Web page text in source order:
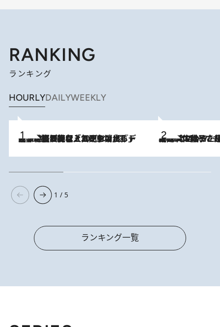
RANKING
ランキング
HOURLYDAILYWEEKLY
2026.8.5
【なぜ吉沢亮は「気配を消せる」のか？】興行収入208億の『国宝』を経て挑むミュージカル『ディア・エヴァン・ハンセン』。トップ俳優が舞台上でさらけ出した“孤独”とは 2026.8.5
【阿川佐和子さんの年とる力】なぜ70代で始めた趣味は“こんなに楽しい”のか？ ピアノ、俳句…スランプに陥っても続けられる“ある秘訣”とは
1 / 5
ランキング一覧